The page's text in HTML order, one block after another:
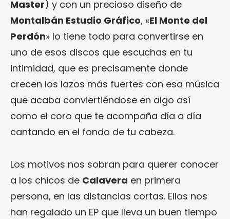
Master) y con un precioso diseño de
Montalbán Estudio Gráfico, «El Monte del
Perdón» lo tiene todo para convertirse en
uno de esos discos que escuchas en tu
intimidad, que es precisamente donde
crecen los lazos más fuertes con esa música
que acaba conviertiéndose en algo así
como el coro que te acompaña día a día
cantando en el fondo de tu cabeza.
Los motivos nos sobran para querer conocer
a los chicos de Calavera en primera
persona, en las distancias cortas. Ellos nos
han regalado un EP que lleva un buen tiempo